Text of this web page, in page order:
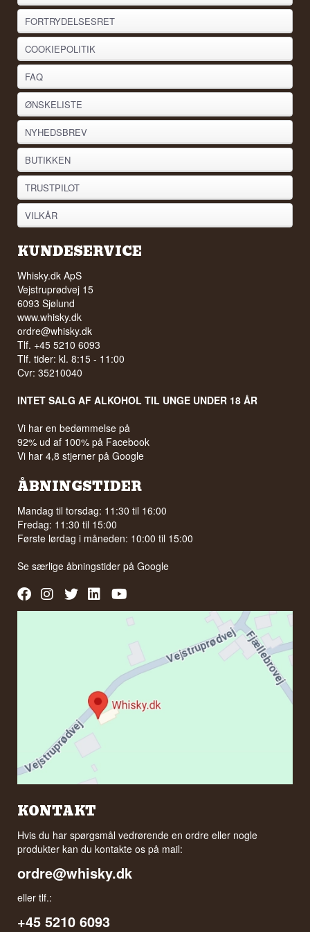
FORTRYDELSESRET
COOKIEPOLITIK
FAQ
ØNSKELISTE
NYHEDSBREV
BUTIKKEN
TRUSTPILOT
VILKÅR
KUNDESERVICE
Whisky.dk ApS
Vejstruprødvej 15
6093 Sjølund
www.whisky.dk
ordre@whisky.dk
Tlf. +45 5210 6093
Tlf. tider: kl. 8:15 - 11:00
Cvr: 35210040
INTET SALG AF ALKOHOL TIL UNGE UNDER 18 ÅR
Vi har en bedømmelse på
92% ud af 100% på Facebook
Vi har 4,8 stjerner på Google
ÅBNINGSTIDER
Mandag til torsdag: 11:30 til 16:00
Fredag: 11:30 til 15:00
Første lørdag i måneden: 10:00 til 15:00
Se særlige åbningstider påGoogle
KONTAKT
Hvis du har spørgsmål vedrørende en ordre eller nogle
produkter kan du kontakte os på mail:
ordre@whisky.dk
eller tlf.:
+45 5210 6093